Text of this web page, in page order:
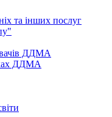
та інших послуг
ДДМА
ДДМА